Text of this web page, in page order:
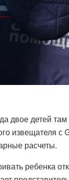
двое детей
извещателя
расчеты.
ребенка